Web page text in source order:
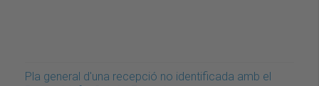
Pla general d'una recepció no identificada amb el